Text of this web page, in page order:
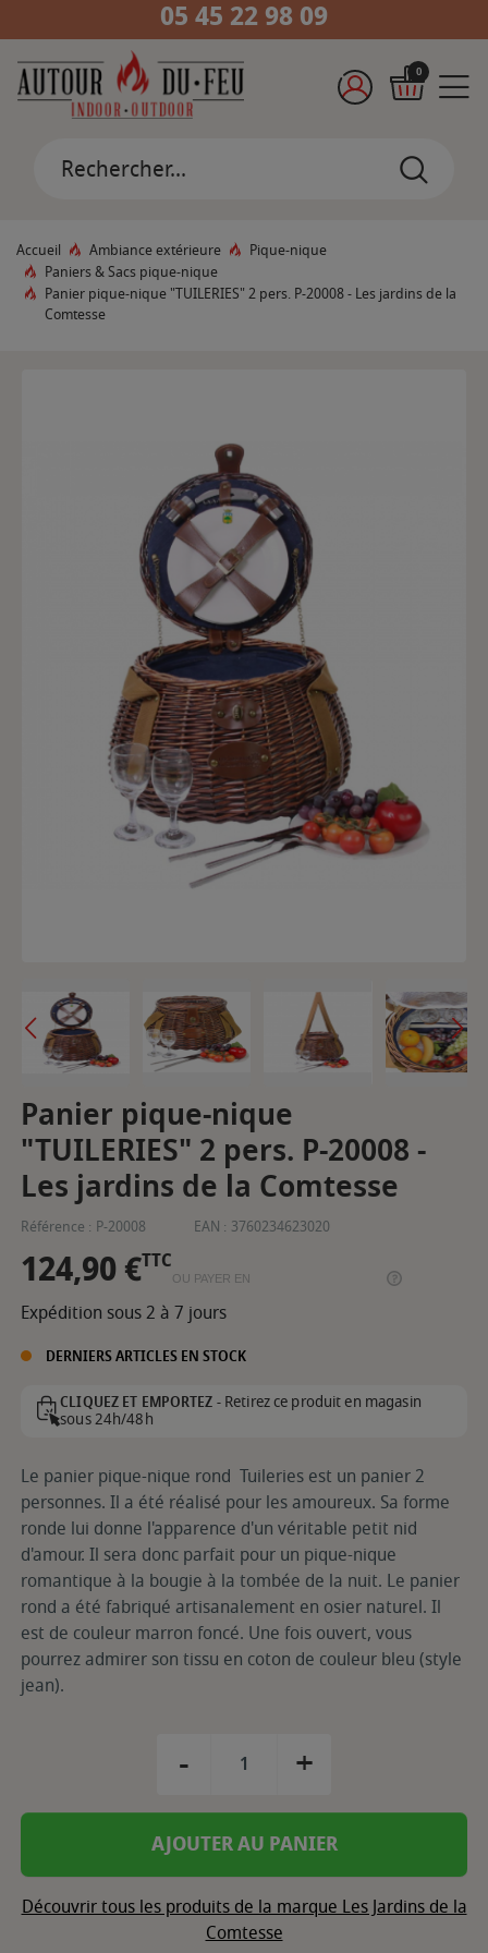
05 45 22 98 09
0
Accueil Ambiance extérieure
Pique-nique
Paniers & Sacs pique-nique
Panier pique-nique "TUILERIES" 2 pers. P-20008 - Les jardins de la
Comtesse
Panier pique-nique
"TUILERIES" 2 pers. P-20008 -
Les jardins de la Comtesse
Référence : P-20008 EAN : 3760234623020
124,90 €TTC
OU PAYER EN
Expédition sous 2 à 7 jours
DERNIERS ARTICLES EN STOCK
CLIQUEZ ET EMPORTEZ -Retirez ce produit en magasin
sous 24h/48h
Le panier pique-nique rond Tuileries est un panier 2
personnes. Il a été réalisé pour les amoureux. Sa forme
ronde lui donne l'apparence d'un véritable petit nid
d'amour. Il sera donc parfait pour un pique-nique
romantique à la bougie à la tombée de la nuit. Le panier
rond a été fabriqué artisanalement en osier naturel. Il
est de couleur marron foncé. Une fois ouvert, vous
pourrez admirer son tissu en coton de couleur bleu (style
jean).
- +
AJOUTER AU PANIER
Découvrir tous les produits de la marque Les Jardins de la
Comtesse